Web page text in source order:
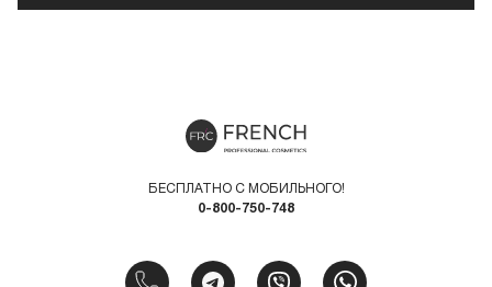
БЕСПЛАТНО С МОБИЛЬНОГО!
0-800-750-748